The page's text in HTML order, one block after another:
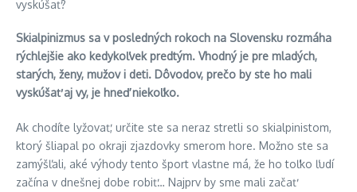
Skialpinizmus sa v posledných rokoch na Slovensku rozmáha
rýchlejšie ako kedykoľvek predtým. Vhodný je pre mladých,
starých, ženy, mužov i deti. Dôvodov, prečo by ste ho mali
vyskúšať aj vy, je hneď niekoľko.
Ak chodíte lyžovať, určite ste sa neraz stretli so skialpinistom,
ktorý šliapal po okraji zjazdovky smerom hore. Možno ste sa
zamýšľali, aké výhody tento šport vlastne má, že ho toľko ľudí
začína v dnešnej dobe robiť… Najprv by sme mali začať